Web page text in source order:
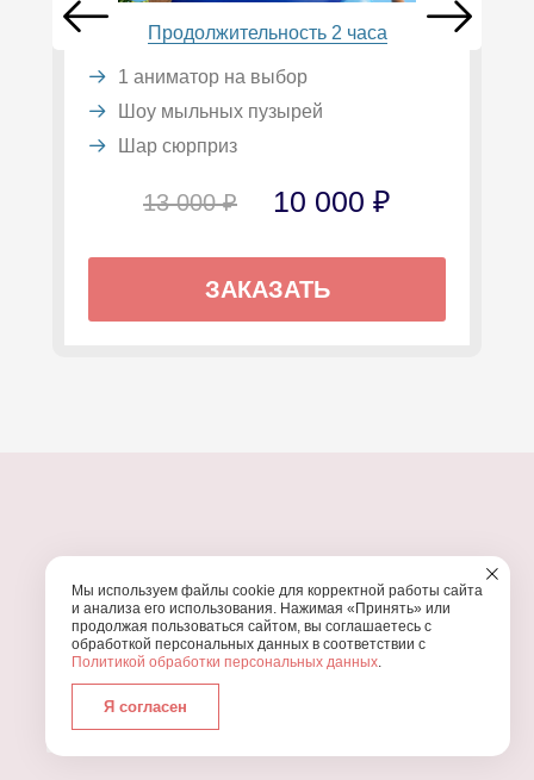
Продолжительность 2 часа
1 аниматор на выбор
Шоу мыльных пузырей
Шар сюрприз
13 000 ₽ 10 000 ₽
ЗАКАЗАТЬ
УЗНАЙТЕ, ПОЧЕМУ ПРОВЕДЕНИЕВАШЕГО
ПРАЗДНИКА СТОИТ ДОВЕРИТЬ НАМ
Работаем с 2016 года
Мы используем файлы cookie для корректной работы сайта
и анализа его использования. Нажимая «Принять» или
продолжая пользоваться сайтом, вы соглашаетесь с
обработкой персональных данных в соответствии с
Политикой обработки персональных данных.
Я согласен